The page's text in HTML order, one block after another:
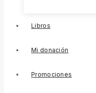
Libros
Mi donación
Promociones